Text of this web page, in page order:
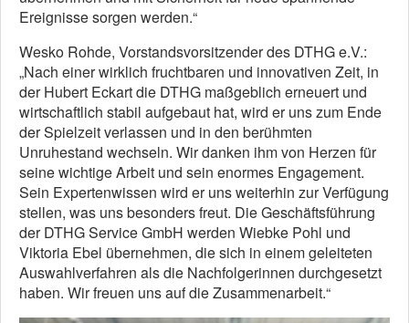
Ereignisse sorgen werden.“
Wesko Rohde, Vorstandsvorsitzender des DTHG e.V.:
„Nach einer wirklich fruchtbaren und innovativen Zeit, in
der Hubert Eckart die DTHG maßgeblich erneuert und
wirtschaftlich stabil aufgebaut hat, wird er uns zum Ende
der Spielzeit verlassen und in den berühmten
Unruhestand wechseln. Wir danken ihm von Herzen für
seine wichtige Arbeit und sein enormes Engagement.
Sein Expertenwissen wird er uns weiterhin zur Verfügung
stellen, was uns besonders freut. Die Geschäftsführung
der DTHG Service GmbH werden Wiebke Pohl und
Viktoria Ebel übernehmen, die sich in einem geleiteten
Auswahlverfahren als die Nachfolgerinnen durchgesetzt
haben. Wir freuen uns auf die Zusammenarbeit.“